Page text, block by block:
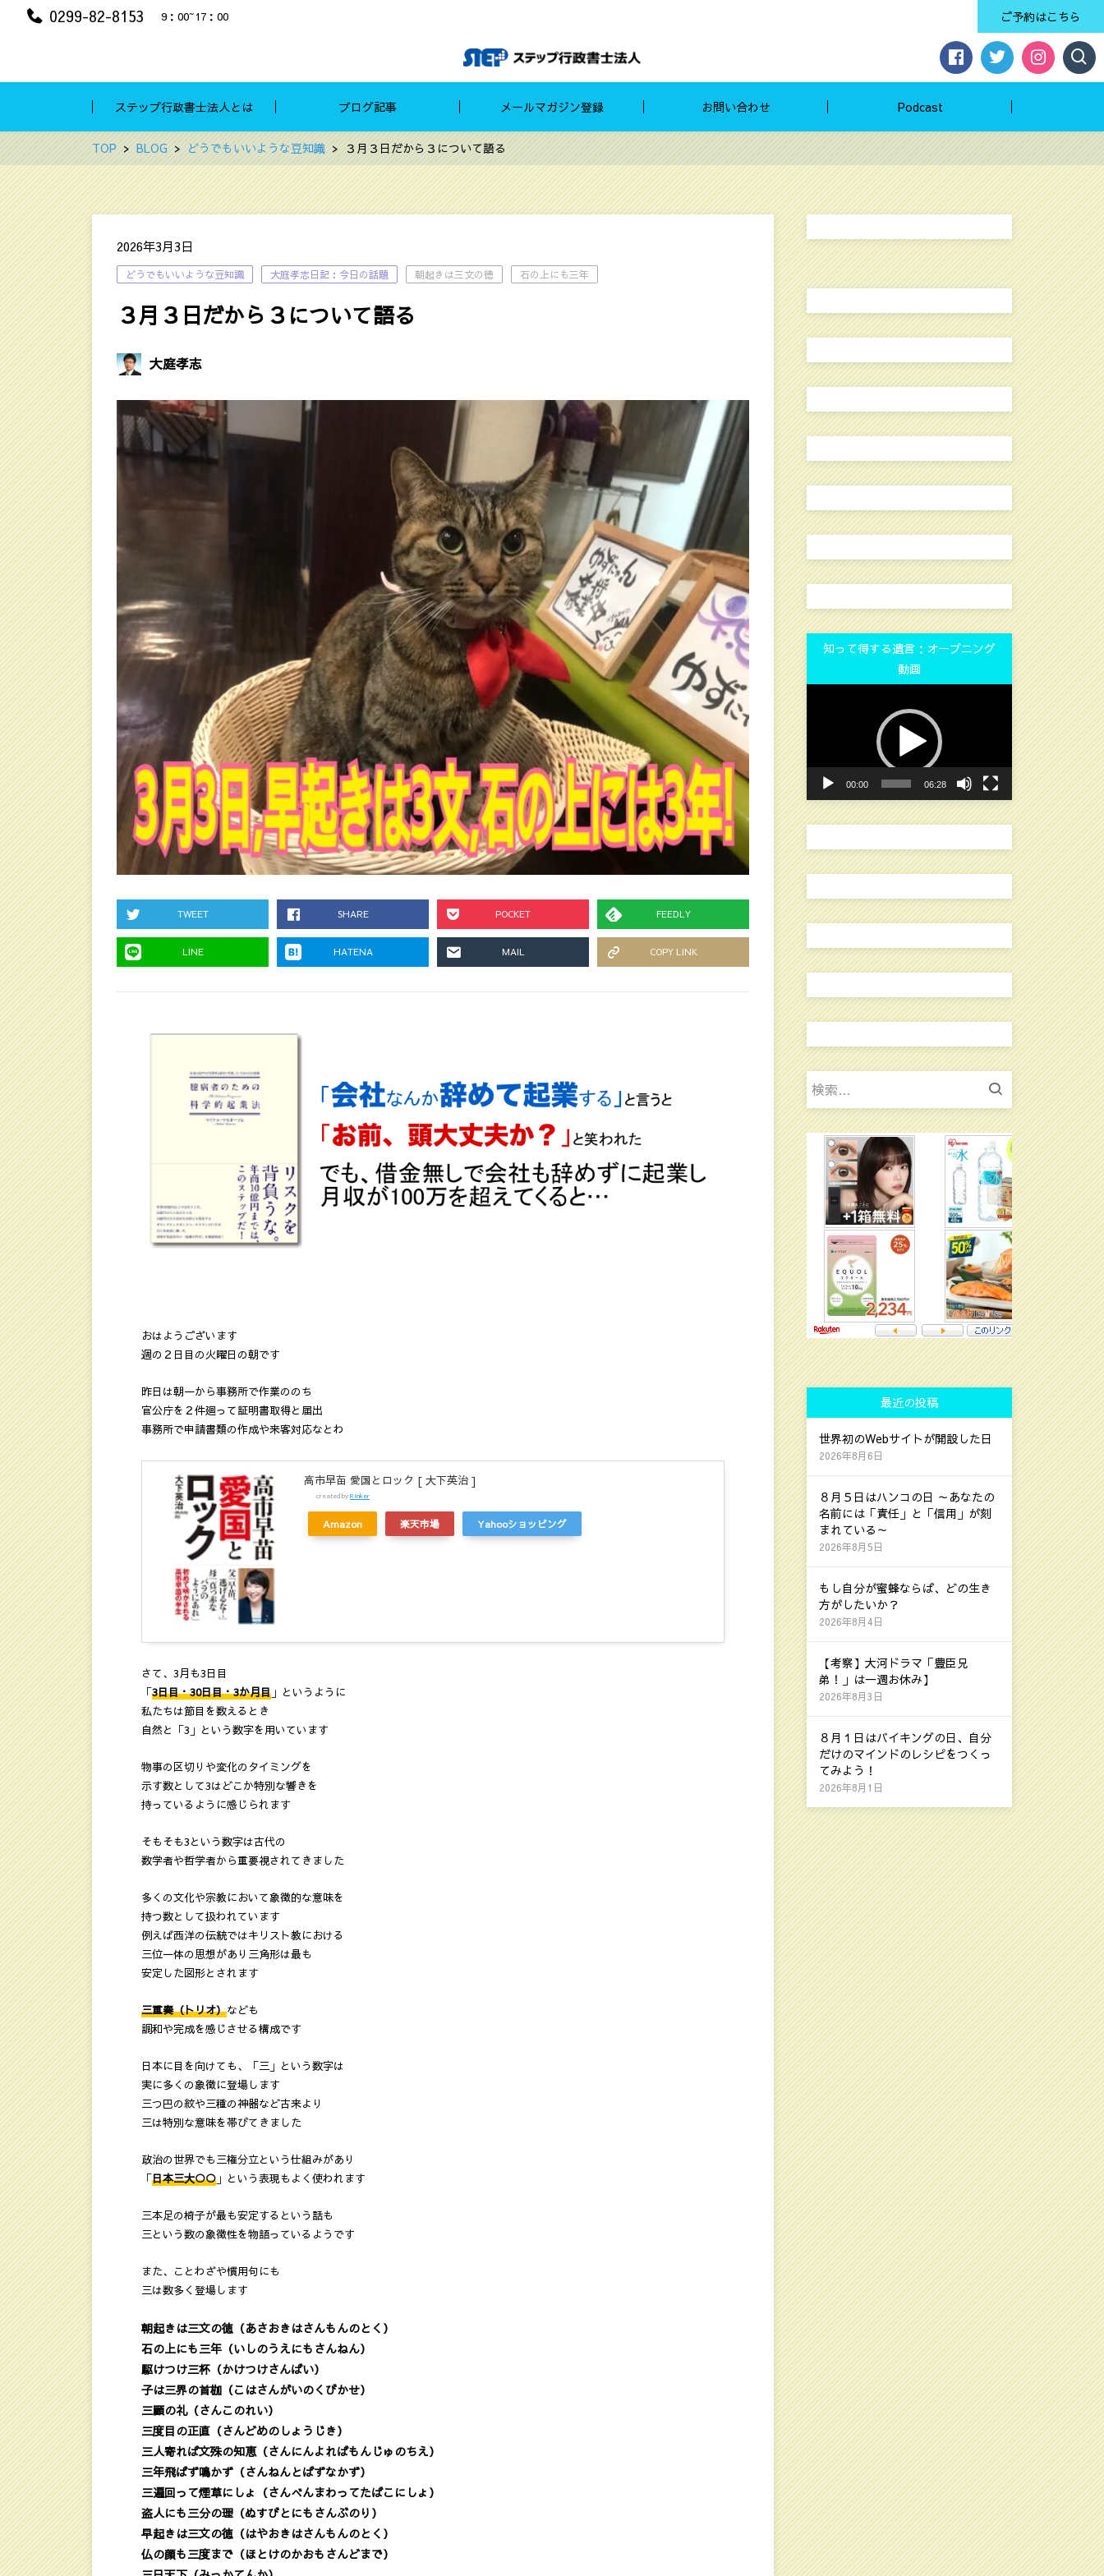
0299-82-8153 9：00~17：00 ご予約はこちら
ステップ行政書士法人とは ブログ記事 メールマガジン登録 お問い合わせ Podcast
TOP BLOG どうでもいいような豆知識 ３月３日だから３について語る
2026年3月3日
どうでもいいような豆知識 大庭孝志日記：今日の話題 朝起きは三文の徳 石の上にも三年
３月３日だから３について語る
大庭孝志
TWEET SHARE POCKET FEEDLY
LINE HATENA MAIL COPY LINK
おはようございます
週の２日目の火曜日の朝です
昨日は朝一から事務所で作業ののち
官公庁を２件廻って証明書取得と届出
事務所で申請書類の作成や来客対応なとわ
高市早苗 愛国とロック [ 大下英治 ]
created byRinker
Amazon 楽天市場 Yahooショッピング
さて、3月も3日目
「3日目・30日目・3か月目 」というように
私たちは節目を数えるとき
自然と「3」という数字を用いています
物事の区切りや変化のタイミングを
示す数として3はどこか特別な響きを
持っているように感じられます
そもそも3という数字は古代の
数学者や哲学者から重要視されてきました
多くの文化や宗教において象徴的な意味を
持つ数として扱われています
例えば西洋の伝統ではキリスト教における
三位一体の思想があり三角形は最も
安定した図形とされます
三重奏（トリオ）なども
調和や完成を感じさせる構成です
日本に目を向けても、「三」という数字は
実に多くの象徴に登場します
三つ巴の紋や三種の神器など古来より
三は特別な意味を帯びてきました
政治の世界でも三権分立という仕組みがあり
「日本三大○○ 」という表現もよく使われます
三本足の椅子が最も安定するという話も
三という数の象徴性を物語っているようです
また、ことわざや慣用句にも
三は数多く登場します
朝起きは三文の徳（あさおきはさんもんのとく）
石の上にも三年（いしのうえにもさんねん）
駆けつけ三杯（かけつけさんばい）
子は三界の首枷（こはさんがいのくびかせ）
三顧の礼（さんこのれい）
三度目の正直（さんどめのしょうじき）
三人寄れば文殊の知恵（さんにんよればもんじゅのちえ）
三年飛ばず鳴かず（さんねんとばずなかず）
三遍回って煙草にしょ（さんべんまわってたばこにしょ）
盗人にも三分の理（ぬすびとにもさんぶのり）
早起きは三文の徳（はやおきはさんもんのとく）
仏の顔も三度まで（ほとけのかおもさんどまで）
知って得する遺言：オープニング
動画
動
画
プ
レ
ー
ヤ
ー
00:00 06:28
検
索:
最近の投稿
世界初のWebサイトが開設した日
2026年8月6日
８月５日はハンコの日 ～あなたの
名前には「責任」と「信用」が刻
まれている～
2026年8月5日
もし自分が蜜蜂ならば、どの生き
方がしたいか？
2026年8月4日
【考察】大河ドラマ「豊臣兄
弟！」は一週お休み】
2026年8月3日
８月１日はバイキングの日、自分
だけのマインドのレシピをつくっ
てみよう！
2026年8月1日